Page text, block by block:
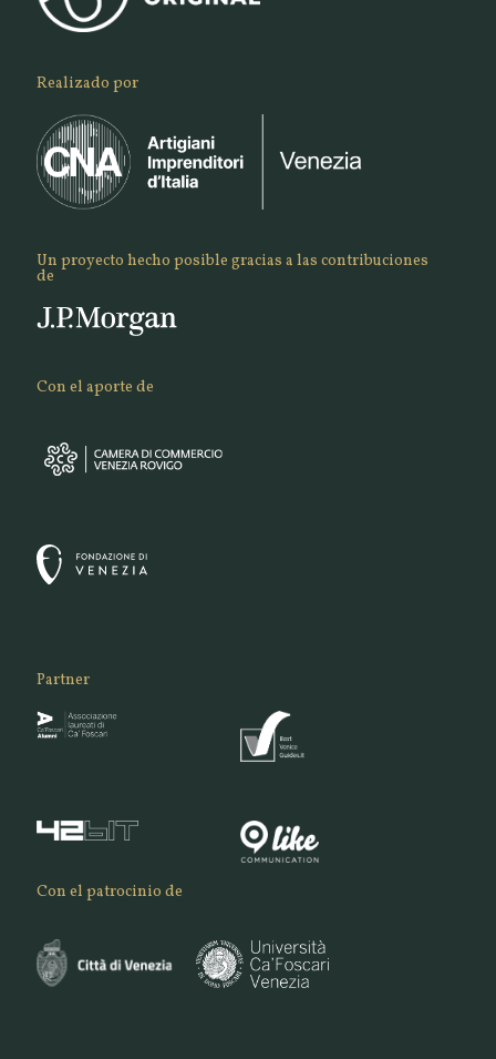
Realizado por
Un proyecto hecho posible gracias a las contribuciones
de
Con el aporte de
Partner
Con el patrocinio de